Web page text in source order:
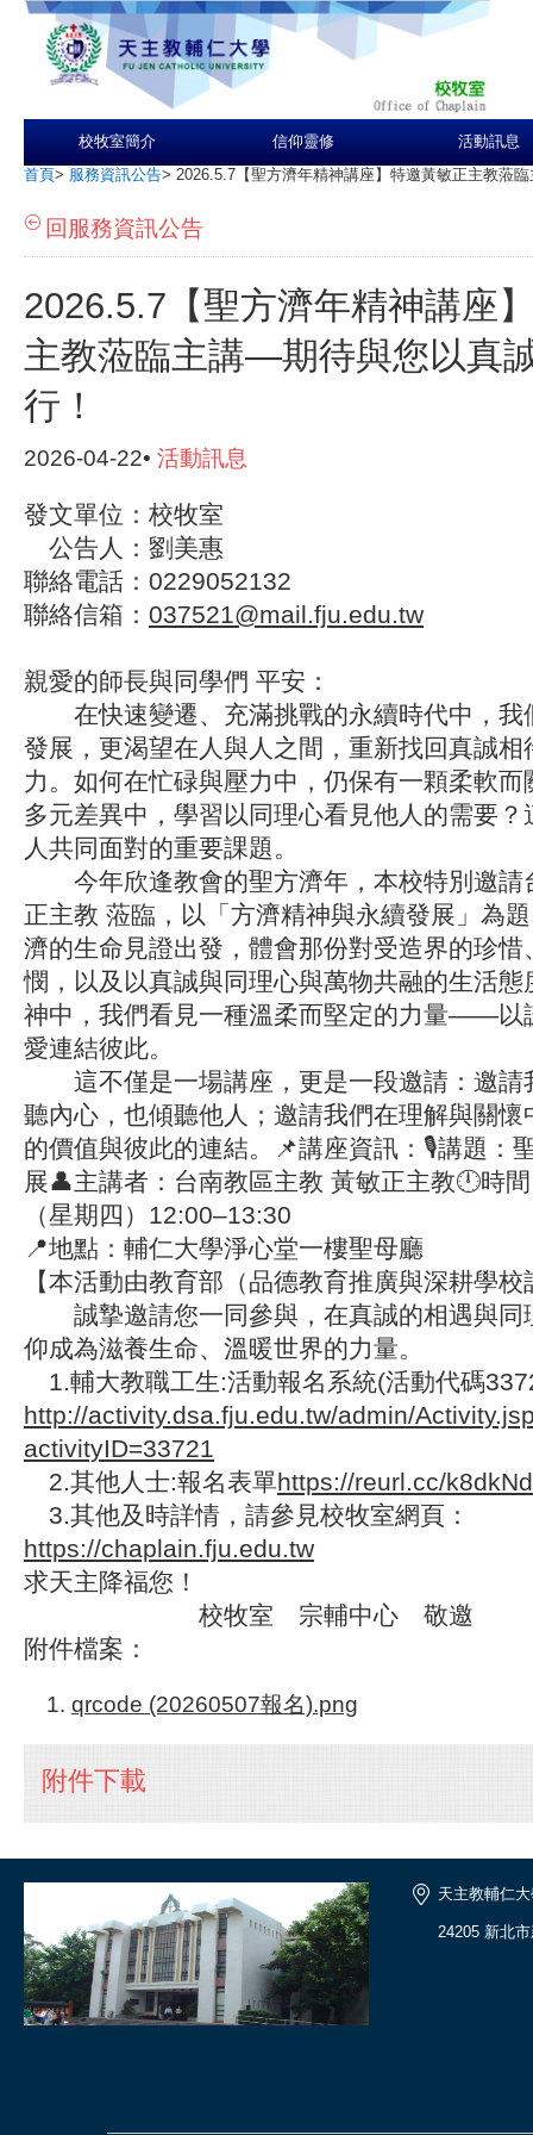
校牧室簡介 信仰靈修 活動訊息
首頁> 服務資訊公告> 2026.5.7【聖方濟年精神講座】特邀黃敏正主教蒞
回服務資訊公告
2026.5.7【聖方濟年精神講座
主教蒞臨主講—期待與您以真
行！
2026-04-22• 活動訊息
發文單位：校牧室
公告人：劉美惠
聯絡電話：0229052132
聯絡信箱： 037521@mail.fju.edu.tw
親愛的師長與同學們 平安：
在快速變遷、充滿挑戰的永續時代中，我
發展，更渴望在人與人之間，重新找回真誠相
力。如何在忙碌與壓力中，仍保有一顆柔軟
多元差異中，學習以同理心看見他人的需要
人共同面對的重要課題。
今年欣逢教會的聖方濟年，本校特別邀請
正主教 蒞臨，以「方濟精神與永續發展」為
濟的生命見證出發，體會那份對受造界的珍惜
憫，以及以真誠與同理心與萬物共融的生活態
神中，我們看見一種溫柔而堅定的力量——以
愛連結彼此。
這不僅是一場講座，更是一段邀請：邀請
聽內心，也傾聽他人；邀請我們在理解與關懷
的價值與彼此的連結。📌講座資訊：🎙️講題：
展👤主講者：台南教區主教 黃敏正主教🕛時
（星期四）12:00–13:30
📍地點：輔仁大學淨心堂一樓聖母廳
【本活動由教育部（品德教育推廣與深耕學
誠摯邀請您一同參與，在真誠的相遇與同
仰成為滋養生命、溫暖世界的力量。
1.輔大教職工生:活動報名系統(活動代碼
http://activity.dsa.fju.edu.tw/admin/
activityID=33721
2.其他人士:報名表單https://reurl.cc/k8dkNd
3.其他及時詳情，請參見校牧室網頁：
https://chaplain.fju.edu.tw
求天主降福您！
校牧室 宗輔中心 敬邀
附件檔案：
qrcode (20260507報名).png
附件下載
天主教輔仁
24205 新北